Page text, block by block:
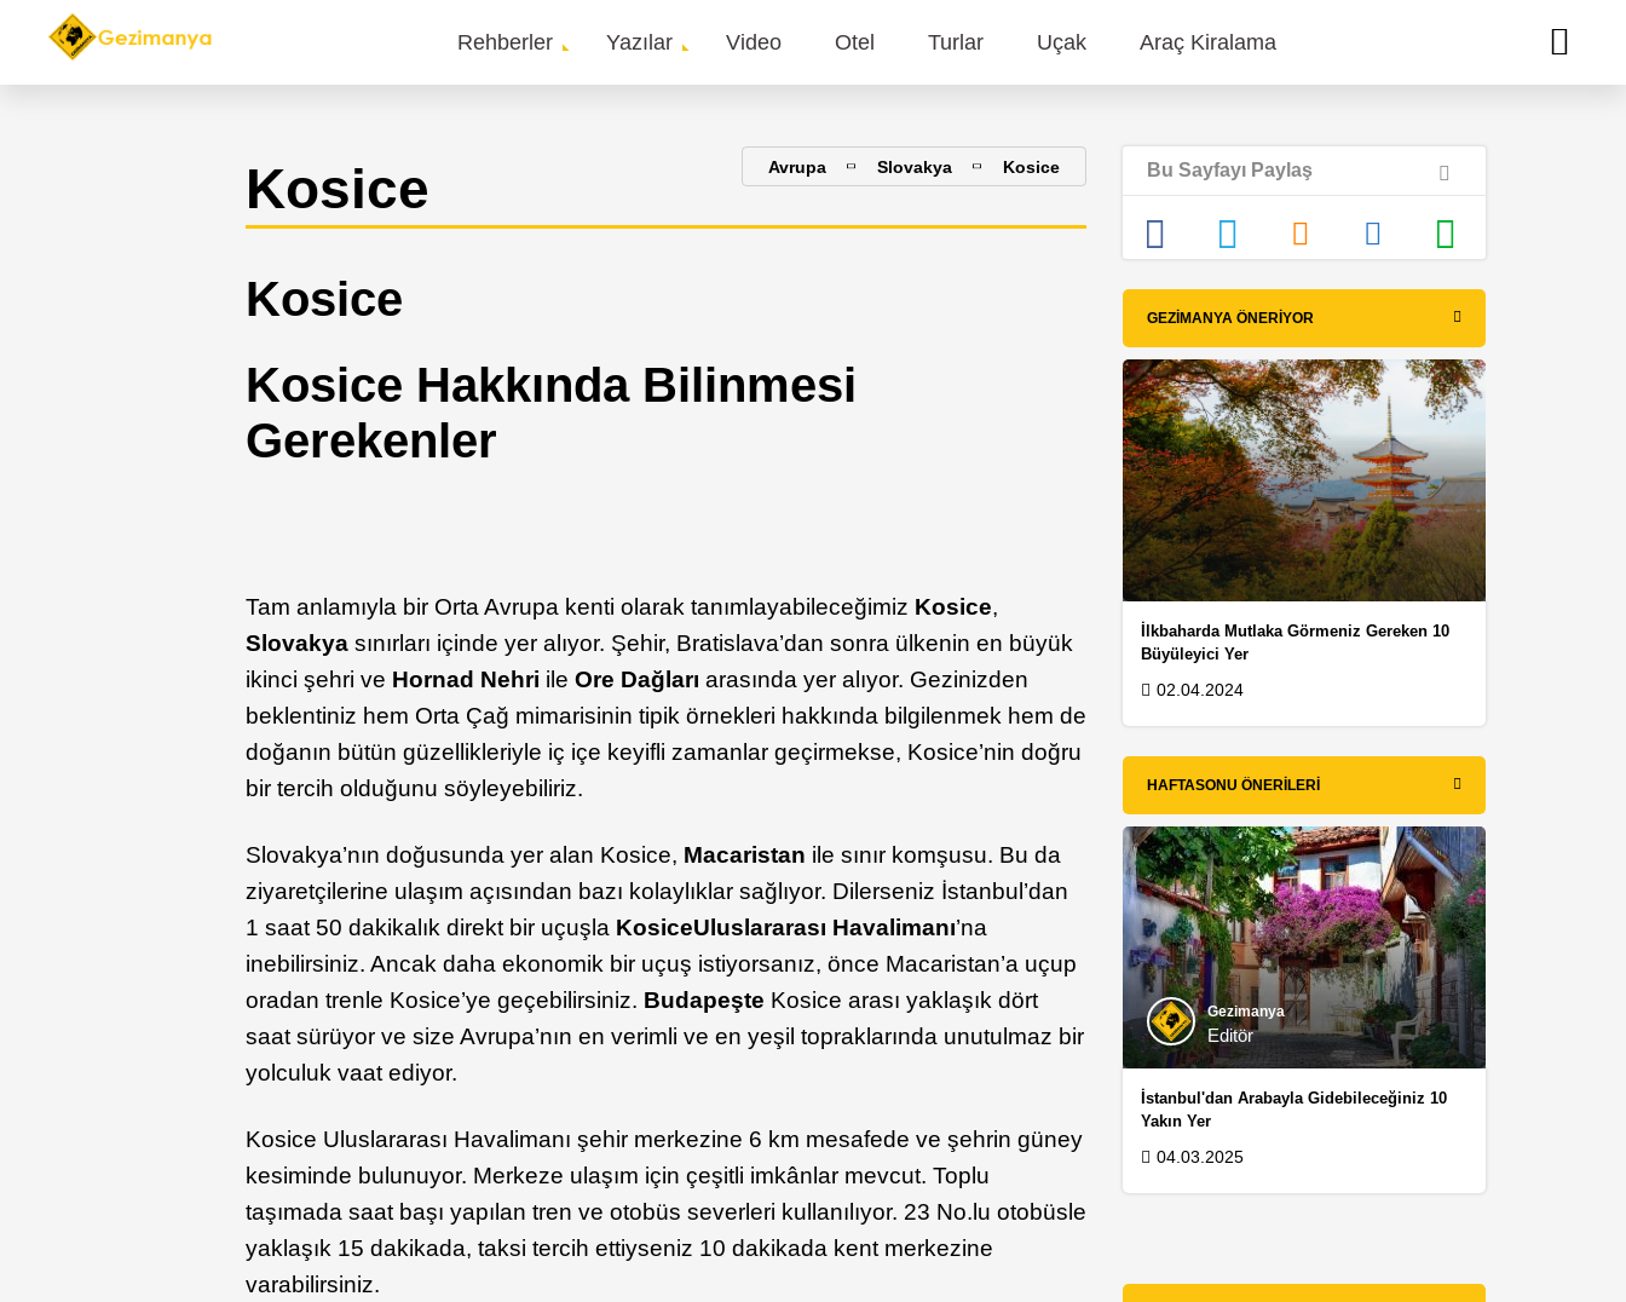
Main
Rehberler Yazılar Video Otel Turlar Uçak Araç Kiralama
Kosice Avrupa Slovakya Kosice
Kosice
Kosice Hakkında Bilinmesi
Gerekenler
Tam anlamıyla bir Orta Avrupa kenti olarak tanımlayabileceğimiz Kosice,
Slovakya sınırları içinde yer alıyor. Şehir, Bratislava’dan sonra ülkenin en büyük
ikinci şehri ve Hornad Nehri ileOre Dağları arasında yer alıyor. Gezinizden
beklentiniz hem Orta Çağ mimarisinin tipik örnekleri hakkında bilgilenmek hem de
doğanın bütün güzellikleriyle iç içe keyifli zamanlar geçirmekse, Kosice’nin doğru
bir tercih olduğunu söyleyebiliriz.
Slovakya’nın doğusunda yer alan Kosice, Macaristan ile sınır komşusu. Bu da
ziyaretçilerine ulaşım açısından bazı kolaylıklar sağlıyor. Dilerseniz İstanbul’dan
1 saat 50 dakikalık direkt bir uçuşla KosiceUluslararası Havalimanı’na
inebilirsiniz. Ancak daha ekonomik bir uçuş istiyorsanız, önce Macaristan’a uçup
oradan trenle Kosice’ye geçebilirsiniz. Budapeşte Kosice arası yaklaşık dört
saat sürüyor ve size Avrupa’nın en verimli ve en yeşil topraklarında unutulmaz bir
yolculuk vaat ediyor.
Kosice Uluslararası Havalimanı şehir merkezine 6 km mesafede ve şehrin güney
kesiminde bulunuyor. Merkeze ulaşım için çeşitli imkânlar mevcut. Toplu
taşımada saat başı yapılan tren ve otobüs severleri kullanılıyor. 23 No.lu otobüsle
yaklaşık 15 dakikada, taksi tercih ettiyseniz 10 dakikada kent merkezine
varabilirsiniz.
Bu Sayfayı Paylaş
GEZIMANYA ÖNERIYOR
İlkbaharda Mutlaka Görmeniz Gereken 10
Büyüleyici Yer
02.04.2024
HAFTASONU ÖNERILERI
Gezimanya
Editör
İstanbul'dan Arabayla Gidebileceğiniz 10
Yakın Yer
04.03.2025